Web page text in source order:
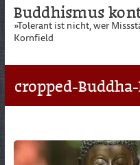
Buddhismus
»Tolerant ist nicht, wer
Kornfield
cropped-